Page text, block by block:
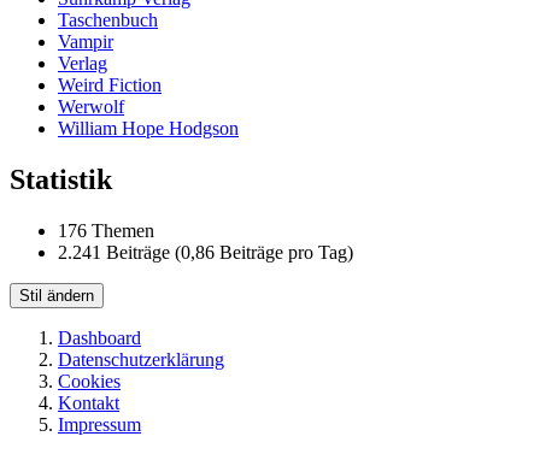
Taschenbuch
Vampir
Verlag
Weird Fiction
Werwolf
William Hope Hodgson
Statistik
176 Themen
2.241 Beiträge (0,86 Beiträge pro Tag)
Stil ändern
Dashboard
Datenschutzerklärung
Cookies
Kontakt
Impressum